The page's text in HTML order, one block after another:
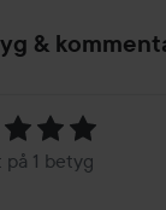
&
på 1 betyg